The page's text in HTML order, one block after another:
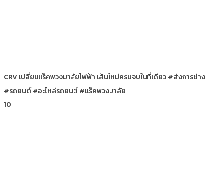
CRV เปลี่ยนแร็คพวงมาลัยไฟฟ้า เส้นใหม่ครบจบในที่เดียว #ส่งการช่าง
#รถยนต์ #อะไหล่รถยนต์ #แร็คพวงมาลัย
10